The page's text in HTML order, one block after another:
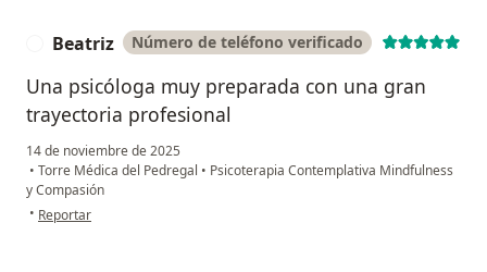
Beatriz Número de teléfono verificado
Una psicóloga muy preparada con una gran
trayectoria profesional
14 de noviembre de 2025
• Torre Médica del Pedregal • Psicoterapia Contemplativa Mindfulness
y Compasión
• en opinión del usuario Beatriz
Reportar